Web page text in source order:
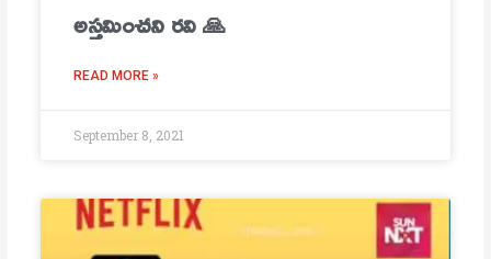
అస్తమించని రవి 🙏
READ MORE »
September 8, 2021